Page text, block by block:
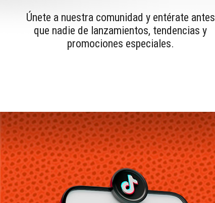
Únete a nuestra comunidad y entérate antes
que nadie de lanzamientos, tendencias y
promociones especiales.